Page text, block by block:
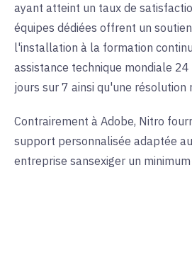
ayant atteint un taux de
équipes dédiées offrent un
l'installation à la formation
assistance technique mondiale
jours sur 7 ainsi qu'une résolution
Contrairement à Adobe, Nitro
support personnalisée adaptée
entreprise sansexiger un